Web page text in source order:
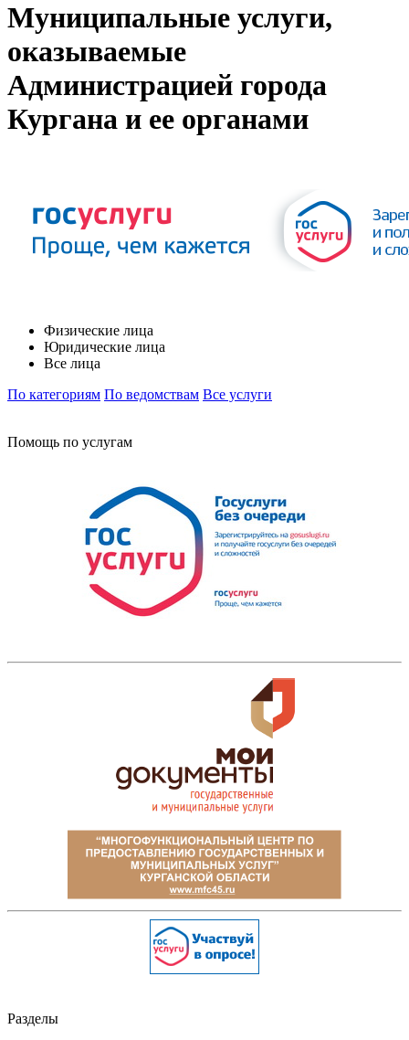
Муниципальные услуги,
оказываемые
Администрацией города
Кургана и ее органами
Физические лица
Юридические лица
Все лица
По категориям По ведомствам Все услуги
Помощь по услугам
Разделы